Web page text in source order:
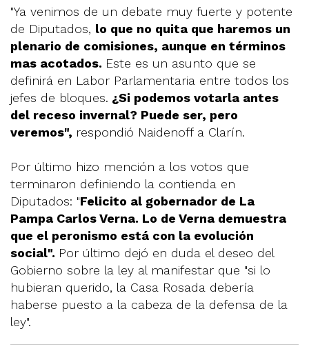
"Ya venimos de un debate muy fuerte y potente
de Diputados, lo que no quita que haremos un
plenario de comisiones, aunque en términos
mas acotados. Este es un asunto que se
definirá en Labor Parlamentaria entre todos los
jefes de bloques. ¿Si podemos votarla antes
del receso invernal? Puede ser, pero
veremos", respondió Naidenoff a Clarín.
Por último hizo mención a los votos que
terminaron definiendo la contienda en
Diputados: "Felicito al gobernador de La
Pampa Carlos Verna. Lo de Verna demuestra
que el peronismo está con la evolución
social". Por último dejó en duda el deseo del
Gobierno sobre la ley al manifestar que "si lo
hubieran querido, la Casa Rosada debería
haberse puesto a la cabeza de la defensa de la
ley".